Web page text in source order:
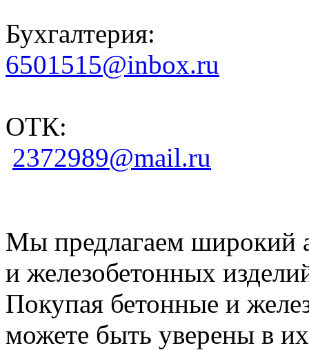
Бухгалтерия:
6501515@inbox.ru
ОТК:
2372989@mail.ru
Мы предлагаем широкий
и железобетонных
Покупая бетонные и
можете быть уверены в их